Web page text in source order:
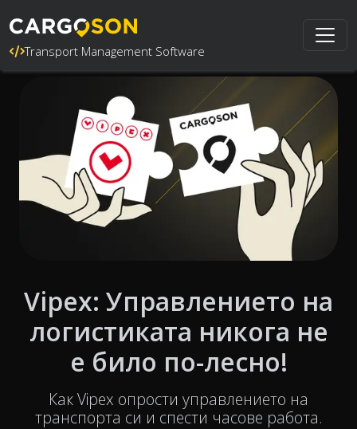
Transport Management Software
Vipex: Управлението на
логистиката никога не
е било по-лесно!
Как Vipex опрости управлението на
транспорта си и спести часове работа.